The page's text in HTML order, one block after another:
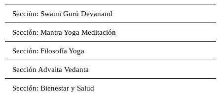
Sección: Swami Gurú Devanand
Sección: Mantra Yoga Meditación
Sección: Filosofía Yoga
Sección Advaita Vedanta
Sección: Bienestar y Salud